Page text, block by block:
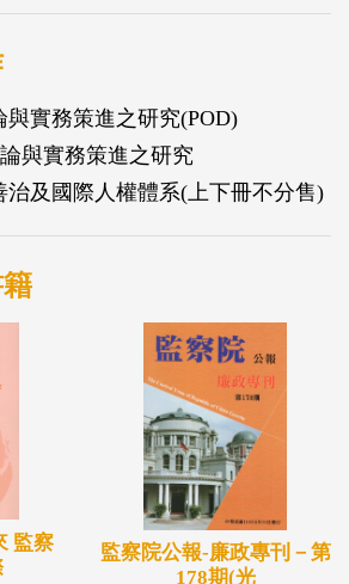
地產業優勢，提升觀光產值與國
產業的經營。
與實務策進之研究(POD)
與實務策進之研究
治及國際人權體系(上下冊不分售)
監察
監察院公報-廉政專刊－第
178期(光